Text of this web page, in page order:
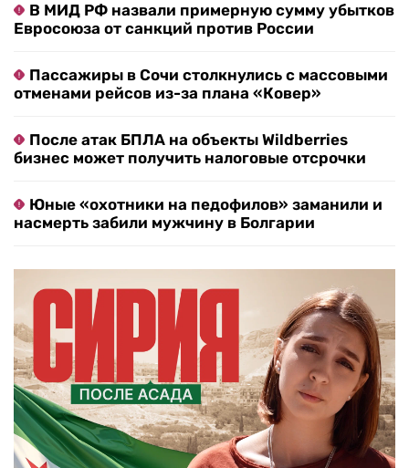
В МИД РФ назвали примерную сумму убытков
Евросоюза от санкций против России
Пассажиры в Сочи столкнулись с массовыми
отменами рейсов из-за плана «Ковер»
После атак БПЛА на объекты Wildberries
бизнес может получить налоговые отсрочки
Юные «охотники на педофилов» заманили и
насмерть забили мужчину в Болгарии